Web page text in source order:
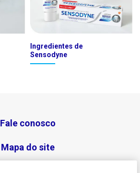
Ingredientes de
Sensodyne
Fale conosco
Mapa do site